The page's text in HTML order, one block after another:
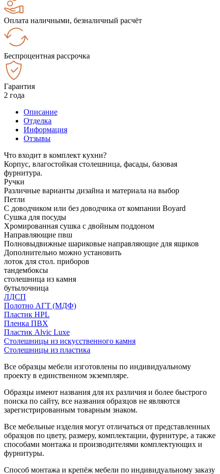
Оплата наличными, безналичный расчёт
Беспроцентная рассрочка
Гарантия
2 года
Описание
Отделка
Информация
Отзывы
Что входит в комплект кухни?
Корпус, влагостойкая столешница, фасады, базовая
фурнитура.
Ручки
Различные варианты дизайна и материала на выбор
Петли
С доводчиком или без доводчика от компании Boyard
Сушка для посуды
Хромированная сушка с двойным поддоном
Направляющие пвш
Полновыдвижные шариковые направляющие для ящиков
Дополнительно можно установить
лоток для стол. приборов
тандембоксы
столешница из камня
бутылочница
ЛДСП
Полотно АГТ (МДФ)
Пластик HPL
Пленка ПВХ
Пластик Alvic Luxe
Столешницы из искусственного камня
Столешницы из пластика
Все образцы мебели изготовлены по индивидуальному
проекту в единственном экземпляре.
Образцы имеют названия для их различия и более быстрого
поиска по сайту, все названия образцов не являются
зарегистрированным товарным знаком.
Все мебельные изделия могут отличаться от представленных
образцов по цвету, размеру, комплектации, фурнитуре, а также
способами монтажа и производителями комплектующих и
фурнитуры.
Способ монтажа и крепёж мебели по индивидуальному заказу